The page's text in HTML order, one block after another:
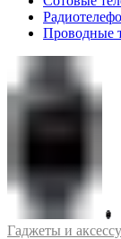
Проводные
Гаджеты и